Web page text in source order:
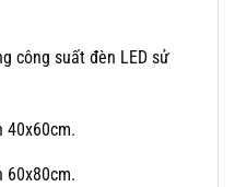
công suất đèn LED sử
40x60cm.
60x80cm.